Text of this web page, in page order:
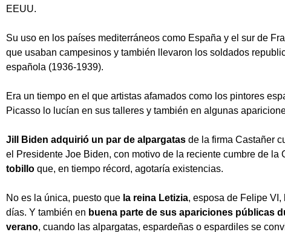
EEUU.
Su uso en los países mediterráneos como España y el sur de
que usaban campesinos y también llevaron los soldados
española (1936-1939).
Era un tiempo en el que artistas afamados como los pintores
Picasso lo lucían en sus talleres y también en algunas
Jill Biden adquirió un par de alpargatas de la firma Castañer
el Presidente Joe Biden, con motivo de la reciente cumbre de la
tobillo que, en tiempo récord, agotaría existencias.
No es la única, puesto que la reina Letizia, esposa de Felipe
días. Y también en buena parte de sus apariciones públicas
verano, cuando las alpargatas, espardeñas o espardiles se